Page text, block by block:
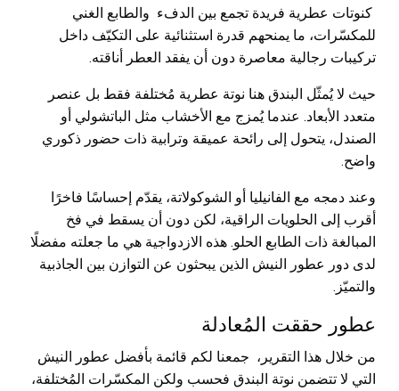
كنوتات عطرية فريدة تجمع بين الدفء والطابع الغني
للمكسّرات، ما يمنحهم قدرة استثنائية على التكيّف داخل
تركيبات رجالية معاصرة دون أن يفقد العطر أناقته.
حيث لا يُمثّل البندق هنا نوتة عطرية مُختلفة فقط بل عنصر
متعدد الأبعاد. عندما يُمزج مع الأخشاب مثل الباتشولي أو
الصندل، يتحول إلى رائحة عميقة وترابية ذات حضور ذكوري
واضح.
وعند دمجه مع الفانيليا أو الشوكولاتة، يقدّم إحساسًا فاخرًا
أقرب إلى الحلويات الراقية، لكن دون أن يسقط في فخ
المبالغة ذات الطابع الحلو. هذه الازدواجية هي ما جعلته مفضلًا
لدى دور عطور النيش الذين يبحثون عن التوازن بين الجاذبية
والتميّز.
عطور حققت المُعادلة
من خلال هذا التقرير، جمعنا لكم قائمة بأفضل عطور النيش
التي لا تتضمن نوتة البندق فحسب ولكن المكسّرات المُختلفة،